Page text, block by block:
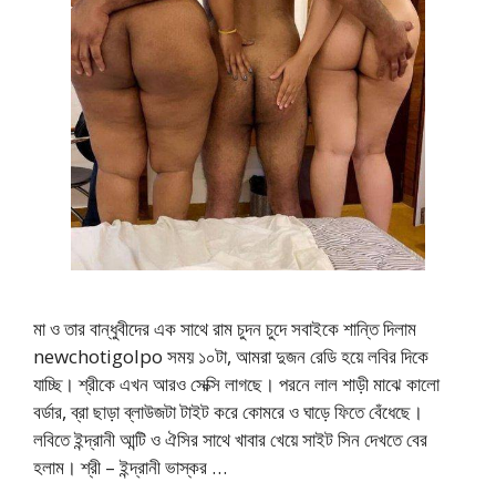
মা ও তার বান্ধুবীদের এক সাথে রাম চুদন চুদে সবাইকে শান্তি দিলাম
newchotigolpo সময় ১০টা, আমরা দুজন রেডি হয়ে লবির দিকে
যাচ্ছি। শ্রীকে এখন আরও সেক্সি লাগছে। পরনে লাল শাড়ী মাঝে কালো
বর্ডার, ব্রা ছাড়া ব্লাউজটা টাইট করে কোমরে ও ঘাড়ে ফিতে বেঁধেছে।
লবিতে ইন্দ্রানী আন্টি ও ঐসির সাথে খাবার খেয়ে সাইট সিন দেখতে বের
হলাম। শ্রী – ইন্দ্রানী ভাস্কর …